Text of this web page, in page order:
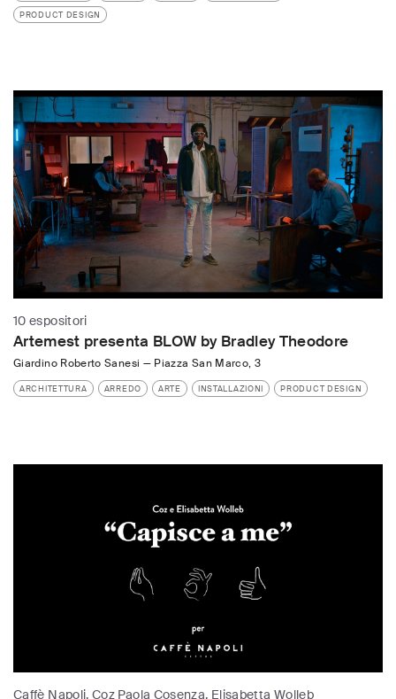
PRODUCT DESIGN
10 espositori
Artemest presenta BLOW by Bradley Theodore
Giardino Roberto Sanesi — Piazza San Marco, 3
ARCHITETTURA ARREDO ARTE INSTALLAZIONI PRODUCT DESIGN
Caffè Napoli, Coz Paola Cosenza, Elisabetta Wolleb